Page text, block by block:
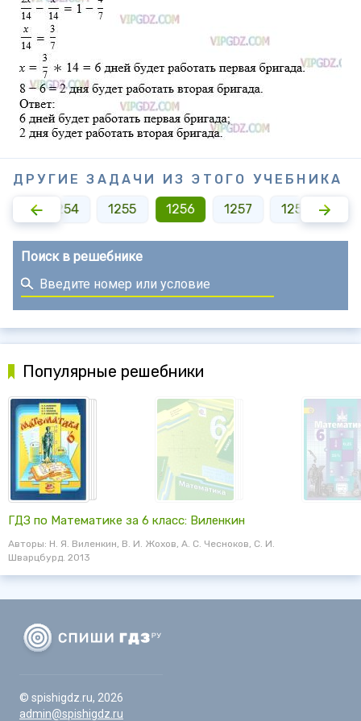
ДРУГИЕ ЗАДАЧИ ИЗ ЭТОГО УЧЕБНИКА
1254 1255 1256 1257 1258
Поиск в решебнике
Популярные решебники
ГДЗ по Математике за 6 класс: Виленкин
Авторы: Н. Я. Виленкин, В. И. Жохов, А. С. Чесноков, С. И.
Шварцбурд. 2013
© spishigdz.ru, 2026
admin@spishigdz.ru